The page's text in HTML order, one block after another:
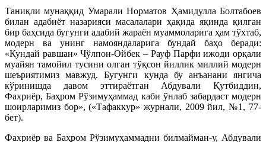
Таниқли мунаққид Умарали Норматов Ҳамидулла Болтабоев
билан адабиёт назарияси масалалари ҳақида яқинда қилган
бир баҳсида бугунги адабий жараён муаммоларига ҳам тўхтаб,
модерн ва унинг намояндаларига бундай баҳо беради:
«Кундай равшан» Чўлпон-Ойбек – Рауф Парфи ижоди орқали
муайян тамойил тусини олган тўқсон йиллик миллий модерн
шеъриятимиз мавжуд. Бугунги кунда бу анъанани янгича
кўринишда давом эттираётган Абдували Қутбиддин,
Фахриёр, Баҳром Рўзимуҳаммад каби ўнлаб забардаст модерн
шоирларимиз бор», («Тафаккур» журнали, 2009 йил, №1, 77-
бет).
Фахриёр ва Баҳром Рўзимуҳаммадни билмайман-у, Абдували